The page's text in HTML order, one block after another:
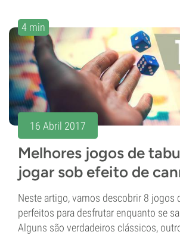
4 min
16 Abril 2017
Melhores jogos de
jogar sob efeito de
Neste artigo, vamos descobrir 8 jogos
perfeitos para desfrutar enquanto se
Alguns são verdadeiros clássicos,